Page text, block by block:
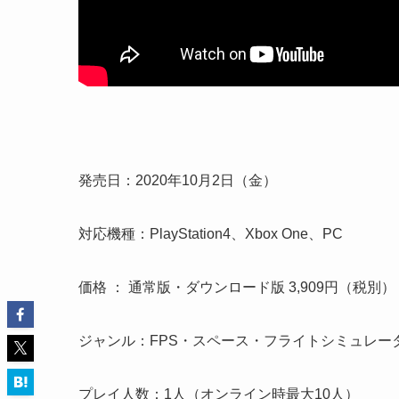
発売日：2020年10月2日（金）
対応機種：PlayStation4、Xbox One、PC
価格 ： 通常版・ダウンロード版 3,909円（税別）
ジャンル：FPS・スペース・フライトシミュレー
プレイ人数：1人（オンライン時最大10人）